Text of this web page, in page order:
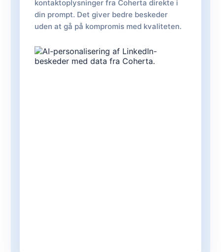
kontaktoplysninger fra Coherta direkte i
din prompt. Det giver bedre beskeder
uden at gå på kompromis med kvaliteten.